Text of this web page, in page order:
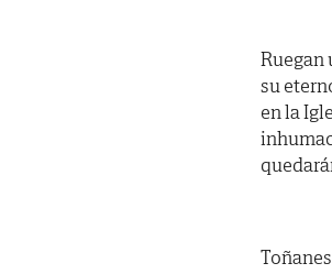
Ruegan
su
en la